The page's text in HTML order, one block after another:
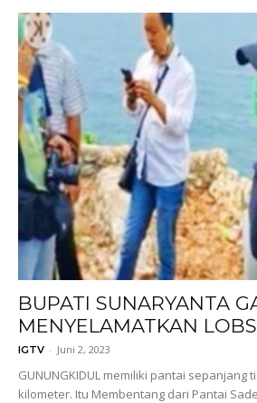
BUPATI SUNARYANTA
MENYELAMATKAN
IGTV - Juni 2, 2023
GUNUNGKIDUL memiliki pantai sepanjang
kilometer. Itu Membentang dari Pantai